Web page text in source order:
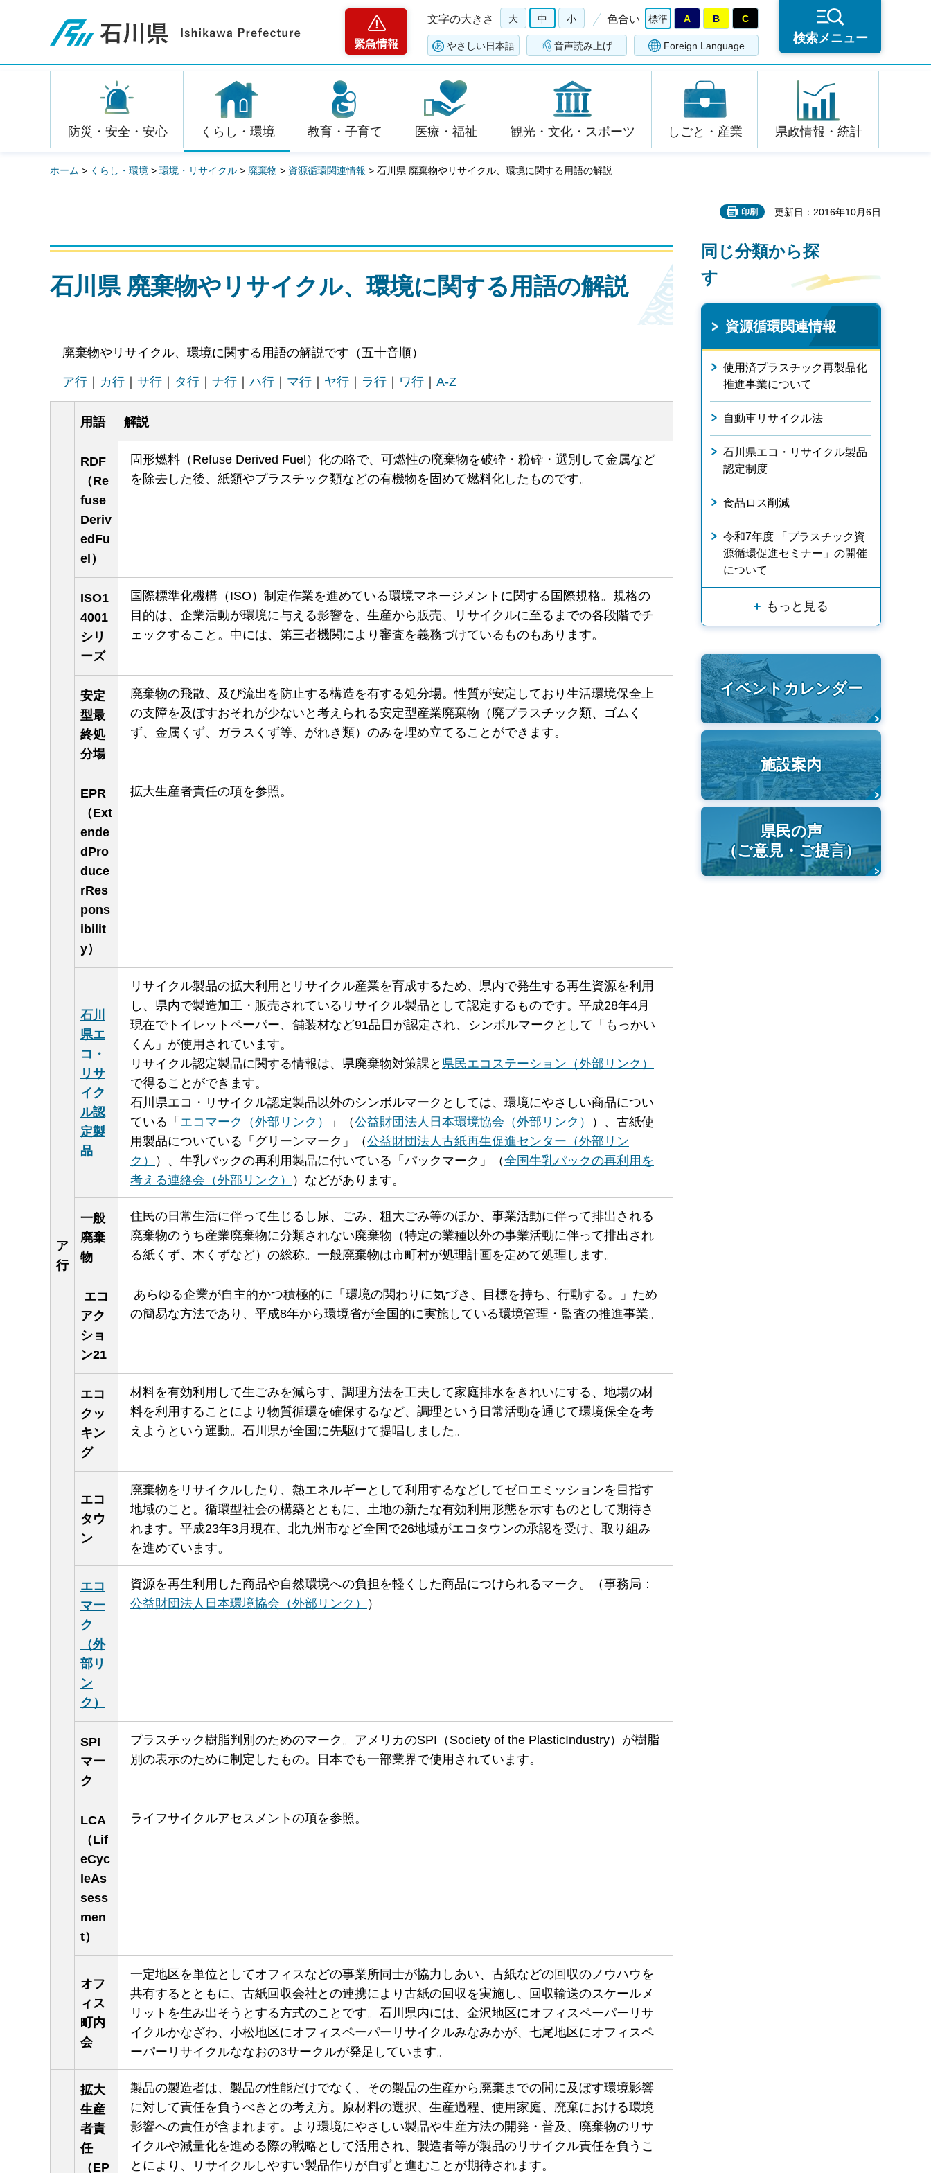
石川県
緊急情報
文字の大きさ 大 中 小 色合い 標準 A B C
やさしい日本語 音声読み上げ Foreign Language
検索メニュー
防災・安全・安心 くらし・環境 教育・子育て 医療・福祉 観光・文化・スポーツ しごと・産業 県政情報・統計
ホーム > くらし・環境 > 環境・リサイクル > 廃棄物 > 資源循環関連情報 > 石川県 廃棄物やリサイクル、環境に関する用語の解説
印刷 更新日：2016年10月6日
石川県 廃棄物やリサイクル、環境に関する用語の解説
廃棄物やリサイクル、環境に関する用語の解説です（五十音順）
ア行 ｜ カ行 ｜ サ行 ｜ タ行 ｜ ナ行 ｜ ハ行 ｜ マ行 ｜ ヤ行 ｜ ラ行 ｜ ワ行 ｜ A-Z
用語 解説
ア
行
RDF
（Re
fuse
Deriv
edFu
el）
固形燃料（Refuse Derived Fuel）化の略で、可燃性の廃棄物を破砕・粉砕・選別して金属など
を除去した後、紙類やプラスチック類などの有機物を固めて燃料化したものです。
ISO1
4001
シリ
ーズ
国際標準化機構（ISO）制定作業を進めている環境マネージメントに関する国際規格。規格の
目的は、企業活動が環境に与える影響を、生産から販売、リサイクルに至るまでの各段階でチ
ェックすること。中には、第三者機関により審査を義務づけているものもあります。
安定
型最
終処
分場
廃棄物の飛散、及び流出を防止する構造を有する処分場。性質が安定しており生活環境保全上
の支障を及ぼすおそれが少ないと考えられる安定型産業廃棄物（廃プラスチック類、ゴムく
ず、金属くず、ガラスくず等、がれき類）のみを埋め立てることができます。
EPR
（Ext
ende
dPro
duce
rRes
pons
ibilit
y）
拡大生産者責任の項を参照。
石川
県エ
コ・
リサ
イク
ル認
定製
品
リサイクル製品の拡大利用とリサイクル産業を育成するため、県内で発生する再生資源を利用
し、県内で製造加工・販売されているリサイクル製品として認定するものです。平成28年4月
現在でトイレットペーパー、舗装材など91品目が認定され、シンボルマークとして「もっかい
くん」が使用されています。
リサイクル認定製品に関する情報は、県廃棄物対策課と 県民エコステーション（外部リンク）
で得ることができます。
石川県エコ・リサイクル認定製品以外のシンボルマークとしては、環境にやさしい商品につい
ている「 エコマーク（外部リンク） 」（公益財団法人日本環境協会（外部リンク）
）、古紙使
用製品についている「グリーンマーク」（公益財団法人古紙再生促進センター（外部リン
ク）
）、牛乳パックの再利用製品に付いている「パックマーク」（全国牛乳パックの再利用を
考える連絡会（外部リンク）
）などがあります。
一般
廃棄
物
住民の日常生活に伴って生じるし尿、ごみ、粗大ごみ等のほか、事業活動に伴って排出される
廃棄物のうち産業廃棄物に分類されない廃棄物（特定の業種以外の事業活動に伴って排出され
る紙くず、木くずなど）の総称。一般廃棄物は市町村が処理計画を定めて処理します。
エコ
アク
ショ
ン21
あらゆる企業が自主的かつ積極的に「環境の関わりに気づき、目標を持ち、行動する。」ため
の簡易な方法であり、平成8年から環境省が全国的に実施している環境管理・監査の推進事業。
エコ
クッ
キン
グ
材料を有効利用して生ごみを減らす、調理方法を工夫して家庭排水をきれいにする、地場の材
料を利用することにより物質循環を確保するなど、調理という日常活動を通じて環境保全を考
えようという運動。石川県が全国に先駆けて提唱しました。
エコ
タウ
ン
廃棄物をリサイクルしたり、熱エネルギーとして利用するなどしてゼロエミッションを目指す
地域のこと。循環型社会の構築とともに、土地の新たな有効利用形態を示すものとして期待さ
れます。平成23年3月現在、北九州市など全国で26地域がエコタウンの承認を受け、取り組み
を進めています。
エコ
マー
ク
（外
部リ
ン
ク）
資源を再生利用した商品や自然環境への負担を軽くした商品につけられるマーク。（事務局：
公益財団法人日本環境協会（外部リンク）
）
SPI
マー
ク
プラスチック樹脂判別のためのマーク。アメリカのSPI（Society of the PlasticIndustry）が樹脂
別の表示のために制定したもの。日本でも一部業界で使用されています。
LCA
（Lif
eCyc
leAs
sess
men
t）
ライフサイクルアセスメントの項を参照。
オフ
ィス
町内
会
一定地区を単位としてオフィスなどの事業所同士が協力しあい、古紙などの回収のノウハウを
共有するとともに、古紙回収会社との連携により古紙の回収を実施し、回収輸送のスケールメ
リットを生み出そうとする方式のことです。石川県内には、金沢地区にオフィスペーパーリサ
イクルかなざわ、小松地区にオフィスペーパーリサイクルみなみかが、七尾地区にオフィスペ
ーパーリサイクルななおの3サークルが発足しています。
拡大
生産
者責
任
（EP
製品の製造者は、製品の性能だけでなく、その製品の生産から廃棄までの間に及ぼす環境影響
に対して責任を負うべきとの考え方。原材料の選択、生産過程、使用家庭、廃棄における環境
影響への責任が含まれます。より環境にやさしい製品や生産方法の開発・普及、廃棄物のリサ
イクルや減量化を進める際の戦略として活用され、製造者等が製品のリサイクル責任を負うこ
とにより、リサイクルしやすい製品作りが自ずと進むことが期待されます。
同じ分類から探
す
資源循環関連情報
使用済プラスチック再製品化
推進事業について
自動車リサイクル法
石川県エコ・リサイクル製品
認定制度
食品ロス削減
令和7年度 「プラスチック資
源循環促進セミナー」の開催
について
もっと見る
イベントカレンダー
施設案内
県民の声
（ご意見・ご提言）